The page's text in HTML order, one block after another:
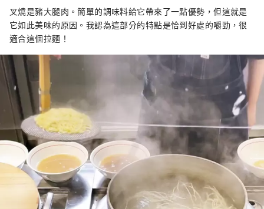
叉燒是豬大腿肉。簡單的調味料給它帶來了一點優勢，但這就是
它如此美味的原因。我認為這部分的特點是恰到好處的嚼勁，很
適合這個拉麵！